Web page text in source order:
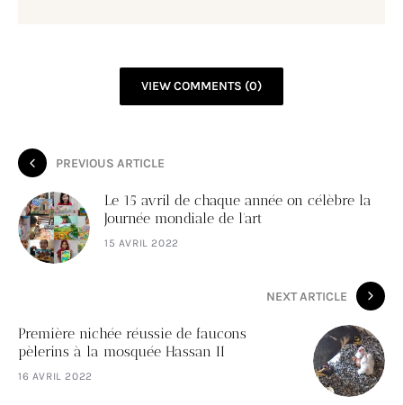
VIEW COMMENTS (0)
PREVIOUS ARTICLE
Le 15 avril de chaque année on célèbre la
Journée mondiale de l'art
15 AVRIL 2022
NEXT ARTICLE
Première nichée réussie de faucons
pèlerins à la mosquée Hassan II
16 AVRIL 2022